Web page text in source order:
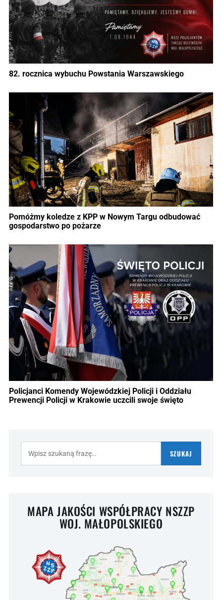
82. rocznica wybuchu Powstania Warszawskiego
Pomóżmy koledze z KPP w Nowym Targu odbudować
gospodarstwo po pożarze
Policjanci Komendy Wojewódzkiej Policji i Oddziału
Prewencji Policji w Krakowie uczcili swoje święto
SZUKAJ
MAPA JAKOŚCI WSPÓŁPRACY NSZZP
WOJ. MAŁOPOLSKIEGO